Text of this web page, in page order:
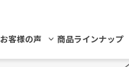
お客様の声 商品ラインナップ